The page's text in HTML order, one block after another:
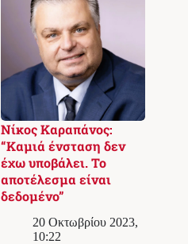
Νίκος Καραπάνος:
“Καμιά ένσταση δεν
έχω υποβάλει. Το
αποτέλεσμα είναι
δεδομένο”
20 Οκτωβρίου 2023,
10:22